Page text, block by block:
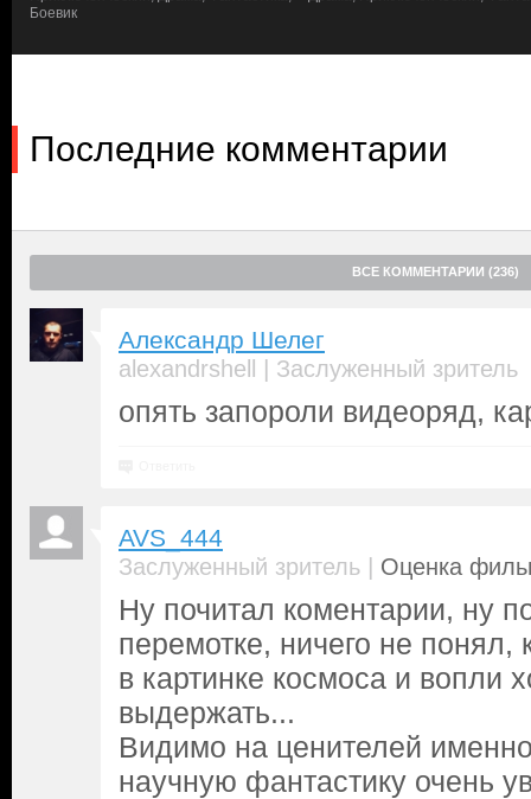
Боевик
Последние комментарии
ВСЕ КОММЕНТАРИИ (236)
Александр Шелег
alexandrshell | Заслуженный зритель
опять запороли видеоряд,
AVS_444
Заслуженный зритель | Оценка
Ну почитал коментарии, ну
перемотке, ничего не понял,
в картинке космоса и вопли
выдержать...
Видимо на ценителей
научную фантастику очень